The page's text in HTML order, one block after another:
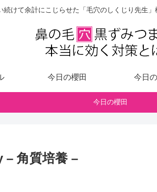
続けて余計にこじらせた「毛穴のしくじり先生
今日の櫻田 今日
今日の櫻田
角質培養 –